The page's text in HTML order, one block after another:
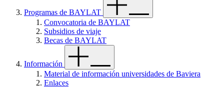
Programas de BAYLAT
Convocatoria de BAYLAT
Subsidios de viaje
Becas de BAYLAT
Información
Material de información universidades de Baviera
Enlaces